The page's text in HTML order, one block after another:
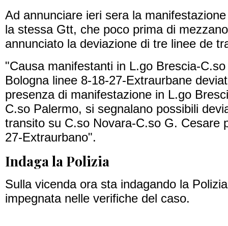
Ad annunciare ieri sera la
la stessa Gtt, che poco prima di
annunciato la deviazione di tre linee de
"Causa manifestanti in L.go Brescia-
Bologna linee 8-18-27-Extraurbane
presenza di manifestazione in L.go
C.so Palermo, si segnalano possibili
transito su C.so Novara-C.so G. Cesare
27-Extraurbano".
Indaga la Polizia
Sulla vicenda ora sta indagando la
impegnata nelle verifiche del caso.